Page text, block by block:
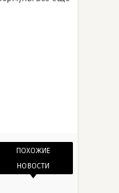
ПОХОЖИЕ
НОВОСТИ